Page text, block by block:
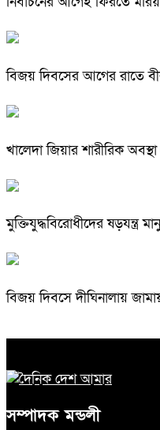
বিজয় দিবসের আগের রাতে
খালেদা জিয়ার শারীরিক
মুক্তিযুদ্ধবিরোধীদের ষড়যন্ত্র
বিজয় দিবসে দীঘিনালায়
সম্পাদক মন্ডলী